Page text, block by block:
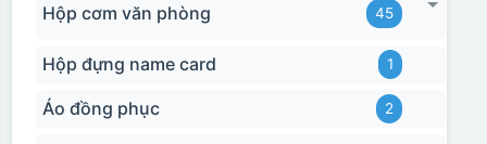
Hộp cơm văn phòng 45
Hộp đựng name card 1
Áo đồng phục 2